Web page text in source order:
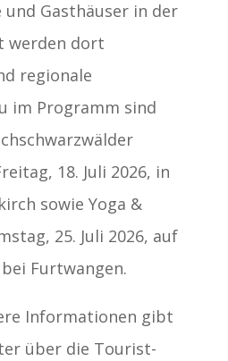
und Gasthäuser in der
werden dort
regionale
im Programm sind
18. Juli 2026, in
sowie Yoga &
25. Juli 2026, auf
Furtwangen.
Informationen gibt
über die Tourist-